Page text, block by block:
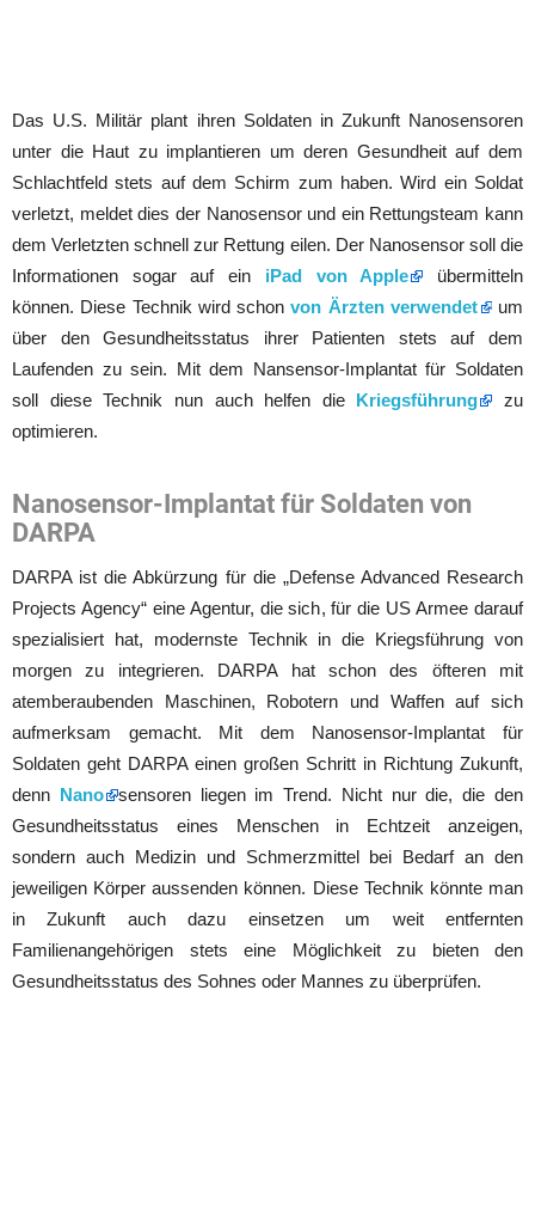
Das U.S. Militär plant ihren Soldaten in Zukunft Nanosensoren
unter die Haut zu implantieren um deren Gesundheit auf dem
Schlachtfeld stets auf dem Schirm zum haben. Wird ein Soldat
verletzt, meldet dies der Nanosensor und ein Rettungsteam kann
dem Verletzten schnell zur Rettung eilen. Der Nanosensor soll die
Informationen sogar auf ein iPad von Apple
übermitteln
können. Diese Technik wird schonvon Ärzten verwendet
um
über den Gesundheitsstatus ihrer Patienten stets auf dem
Laufenden zu sein. Mit dem Nansensor-Implantat für Soldaten
soll diese Technik nun auch helfen die Kriegsführung
zu
optimieren.
Nanosensor-Implantat für Soldaten von
DARPA
DARPA ist die Abkürzung für die „Defense Advanced Research
Projects Agency“ eine Agentur, die sich, für die US Armee darauf
spezialisiert hat, modernste Technik in die Kriegsführung von
morgen zu integrieren. DARPA hat schon des öfteren mit
atemberaubenden Maschinen, Robotern und Waffen auf sich
aufmerksam gemacht. Mit dem Nanosensor-Implantat für
Soldaten geht DARPA einen großen Schritt in Richtung Zukunft,
denn Nano
sensoren liegen im Trend. Nicht nur die, die den
Gesundheitsstatus eines Menschen in Echtzeit anzeigen,
sondern auch Medizin und Schmerzmittel bei Bedarf an den
jeweiligen Körper aussenden können. Diese Technik könnte man
in Zukunft auch dazu einsetzen um weit entfernten
Familienangehörigen stets eine Möglichkeit zu bieten den
Gesundheitsstatus des Sohnes oder Mannes zu überprüfen.